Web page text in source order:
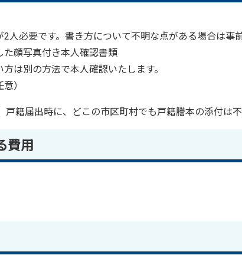
2人必要です。書き方について不明な点がある場合は事
た顔写真付き本人確認書類
は別の方法で本人確認いたします。
）
戸籍届出時に、どこの市区町村でも戸籍謄本の添付は不
費用